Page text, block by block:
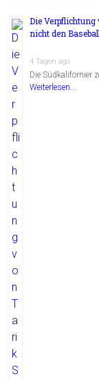
Die
nicht den Baseball
4 Tagen ago
Die Südkalifornier
Weiterlesen...